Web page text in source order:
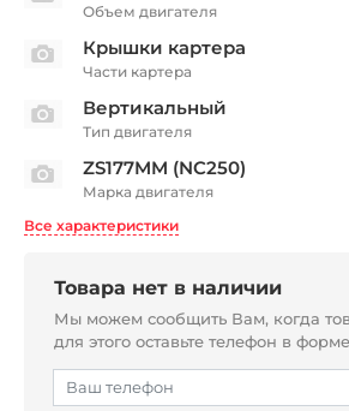
Объем двигателя
Крышки картера
Части картера
Вертикальный
Тип двигателя
ZS177MM (NC250)
Марка двигателя
Все характеристики
Товара нет в наличии
Мы можем сообщить Вам, когда
для этого оставьте телефон в